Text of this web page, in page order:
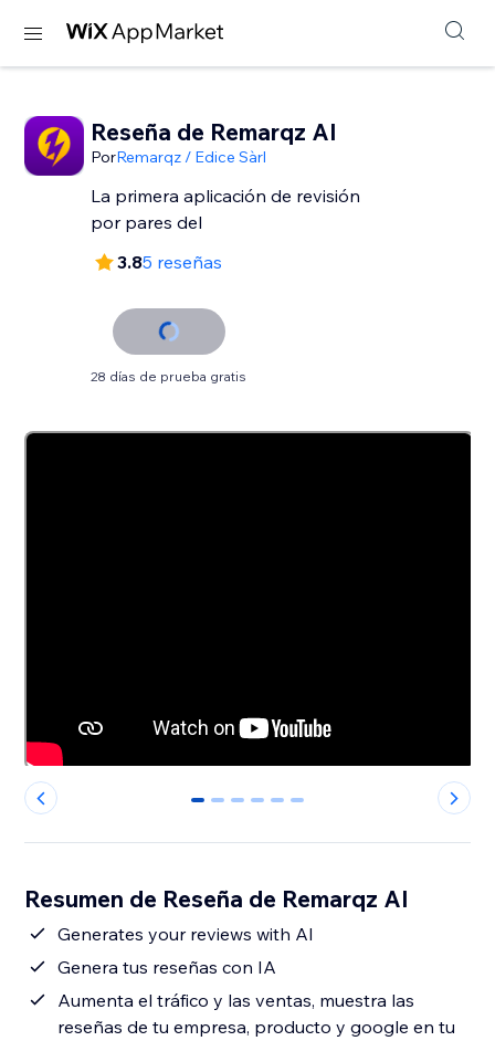
Reseña de Remarqz AI
PorRemarqz / Edice Sàrl
La primera aplicación de revisión
por pares del
3.85 reseñas
28 días de prueba gratis
0 1 2 3 4 5
Resumen de Reseña de Remarqz AI
Generates your reviews with AI
Genera tus reseñas con IA
Aumenta el tráfico y las ventas, muestra las
reseñas de tu empresa, producto y google en tu